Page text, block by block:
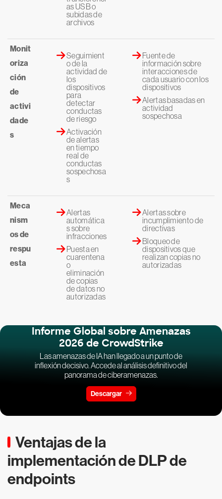
as USB o
subidas de
archivos
Monit
oriza
ción
de
activi
dade
s
Seguimient
o de la
actividad de
los
dispositivos
para
detectar
conductas
de riesgo
Activación
de alertas
en tiempo
real de
conductas
sospechosa
s
Fuente de
información sobre
interacciones de
cada usuario con los
dispositivos
Alertas basadas en
actividad
sospechosa
Meca
nism
os de
respu
esta
Alertas
automática
s sobre
infracciones
Puesta en
cuarentena
o
eliminación
de copias
de datos no
autorizadas
Alertas sobre
incumplimiento de
directivas
Bloqueo de
dispositivos que
realizan copias no
autorizadas
Informe Global sobre Amenazas
2026 de CrowdStrike
Las amenazas de IA han llegado a un punto de
inflexión decisivo. Accede al análisis definitivo del
panorama de ciberamenazas.
Descargar
Ventajas de la
implementación de DLP de
endpoints